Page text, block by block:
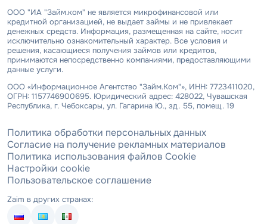
ООО "ИА "Займ.ком" не является микрофинансовой или
кредитной организацией, не выдает займы и не привлекает
денежных средств. Информация, размещенная на сайте, носит
исключительно ознакомительный характер. Все условия и
решения, касающиеся получения займов или кредитов,
принимаются непосредственно компаниями, предоставляющими
данные услуги.
ООО «Информационное Агентство "Займ.Ком"», ИНН: 7723411020,
ОГРН: 1157746900695. Юридический адрес: 428022, Чувашская
Республика, г. Чебоксары, ул. Гагарина Ю., зд. 55, помещ. 19
Политика обработки персональных данных
Согласие на получение рекламных материалов
Политика использования файлов Cookie
Настройки cookie
Пользовательское соглашение
Zaim в других странах: